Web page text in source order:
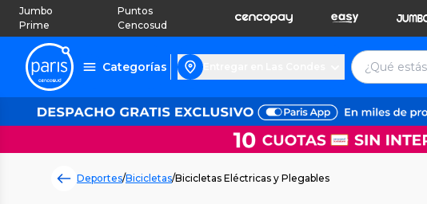
Jumbo
Prime
Puntos
Cencosud
Categorías
Deportes/Bicicletas/Bicicletas Eléctricas y Plegables